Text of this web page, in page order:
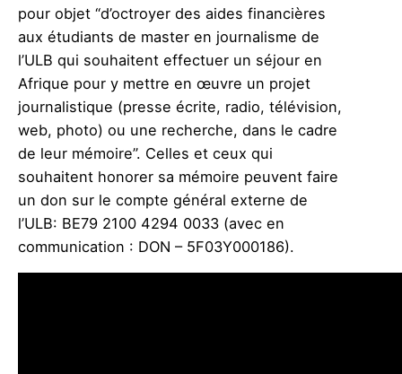
pour objet “d’octroyer des aides financières
aux étudiants de master en journalisme de
l’ULB qui souhaitent effectuer un séjour en
Afrique pour y mettre en œuvre un projet
journalistique (presse écrite, radio, télévision,
web, photo) ou une recherche, dans le cadre
de leur mémoire”. Celles et ceux qui
souhaitent honorer sa mémoire peuvent faire
un don sur le compte général externe de
l’ULB: BE79 2100 4294 0033 (avec en
communication : DON – 5F03Y000186).